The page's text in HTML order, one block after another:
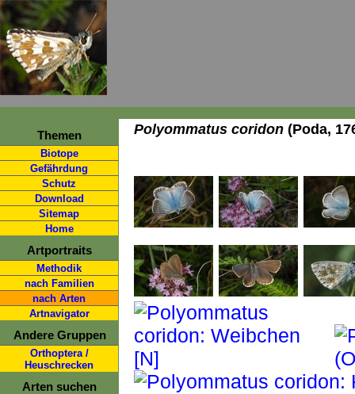
Themen
Biotope
Gefährdung
Schutz
Download
Sitemap
Home
Artportraits
Methodik
nach Familien
nach Arten
Artnavigator
Andere Gruppen
Orthoptera /
Heuschrecken
Arten suchen
Polyommatus coridon (Poda,